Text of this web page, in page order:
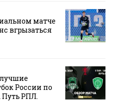
матче
вгрызаться
России по
Путь РПЛ.